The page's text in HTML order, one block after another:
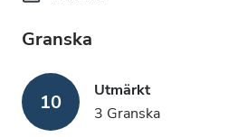
Granska
10
Utmärkt
3 Granska